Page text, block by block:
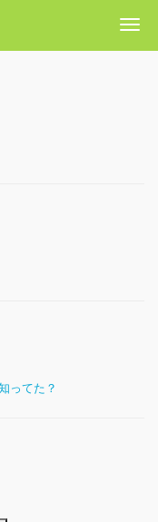
ってた？